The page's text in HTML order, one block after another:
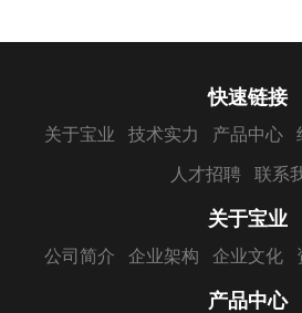
快速链接
关于宝业 技术实力 产品中心
人才招聘 联系
关于宝业
公司简介 企业架构 企业文化
产品中心